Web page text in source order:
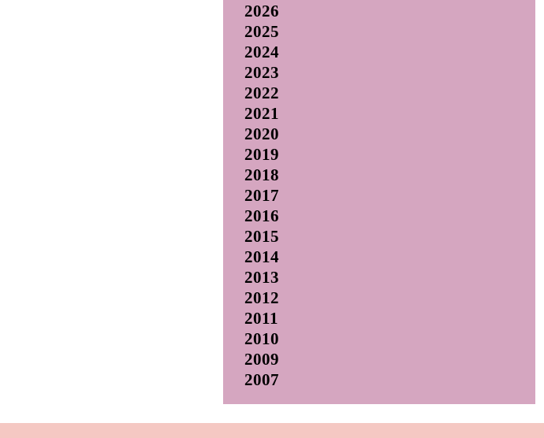
2026
2025
2024
2023
2022
2021
2020
2019
2018
2017
2016
2015
2014
2013
2012
2011
2010
2009
2007